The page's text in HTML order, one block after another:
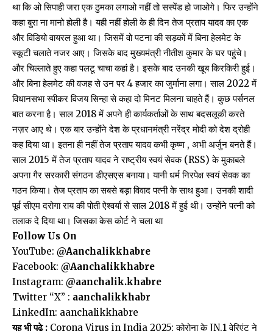
था कि ओ सिपाही जरा एक ठुमका लगाओ नहीं तो सस्पेंड हो जाओगे। फिर उन्होंने
कहा बुरा ना मानो होली है। यही नहीं होली के ही दिन तेज प्रताप यादव का एक
और विडियो वायरल हुआ था। जिसमें वो पटना की सड़कों में बिना हेलमेट के
स्कूटी चलाते नजर आए। जिसके बाद मुख्यमंत्री नीतीश कुमार के घर पहुंचे।
और चिल्लाते हुए कहा पलटू चाचा कहां है। इसके बाद उनकी खूब किरकिरी हुई।
और बिना हेलमेट की वजह से उन पर 4 हजार का जुर्माना लगा। साल 2022 में
विधानसभा स्पीकर विजय सिन्हा से कहा दो मिनट मिलना चाहते हैं। कुछ पर्सनल
बात करना है। साल 2018 में अपने ही कार्यकर्ताओं के साथ बदसलूकी करते
नज़र आए थे। एक बार उन्होंने देश के प्रधानमंत्री नरेंद्र मोदी को देश द्रोही
कह दिया था। इतना ही नहीं तेज प्रताप यादव कभी कृष्ण , अभी अर्जुन बनते हैं।
साल 2015 में तेज प्रताप यादव ने राष्ट्रीय स्वयं सेवक (RSS) के मुकाबले
अपना गैर सरकारी संगठन डीएसएस बनाया। यानी धर्म निरपेक्ष स्वयं सेवक का
गठन किया। तेज प्रताप का सबसे बड़ा विवाद पत्नी के साथ हुआ। उनकी शादी
पूर्व सीएम दरोगा राय की पोती ऐश्वर्या से साल 2018 में हुई थी। उन्होंने पत्नी को
तलाक दे दिया था। जिसका केस कोर्ट ने चला था
Follow Us On
YouTube: @Aanchalikkhabre
Facebook: @Aanchalikkhabre
Instagram: @aanchalik.khabre
Twitter “X” : aanchalikkhabr
LinkedIn: aanchalikkhabre
यह भी पढ़े : Corona Virus in India 2025: कोरोना के JN.1 वेरिएंट ने